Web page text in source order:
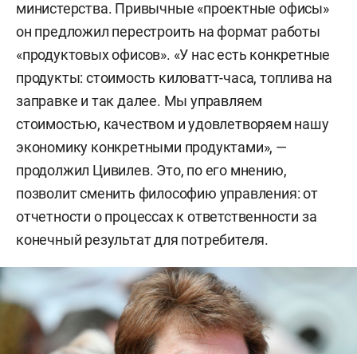
министерства. Привычные «проектные офисы»
он предложил перестроить на формат работы
«продуктовых офисов». «У нас есть конкретные
продукты: стоимость киловатт-часа, топлива на
заправке и так далее. Мы управляем
стоимостью, качеством и удовлетворяем нашу
экономику конкретными продуктами», —
продолжил Цивилев. Это, по его мнению,
позволит сменить философию управления: от
отчетности о процессах к ответственности за
конечный результат для потребителя.